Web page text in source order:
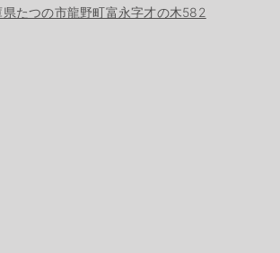
県たつの市龍野町富永字才の木582